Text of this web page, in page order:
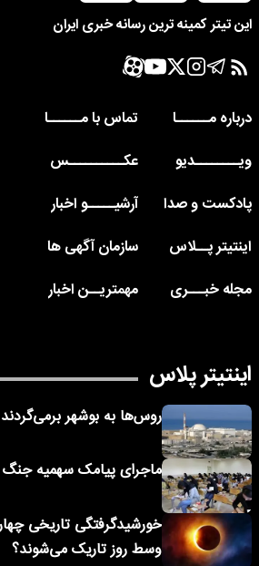
این تیتر کمینه ترین رسانه خبری ایران
درباره مــــــا
تماس با مــــــا
ویــــــــدیو
عکــــــــــس
پادکست و صدا
آرشیـــــو اخبار
اینتیتر پــلاس
سازمان آگهی ها
مجله خبـــری
مهمتریــن اخبار
اینتیتر پلاس
روس‌ها به بوشهر برمی‌گردند
ماجرای پیامک‌ سهمیه جنگ
خورشیدگرفتگی تاریخی
وسط روز تاریک می‌شوند؟